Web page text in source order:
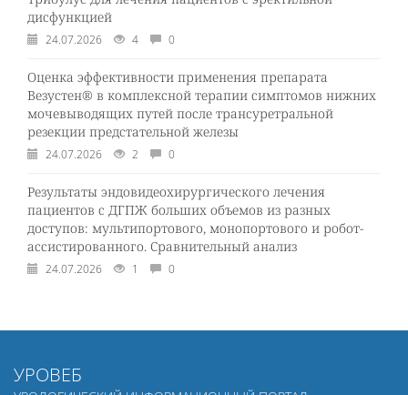
дисфункцией
24.07.2026 4 0
Оценка эффективности применения препарата
Везустен® в комплексной терапии симптомов нижних
мочевыводящих путей после трансуретральной
резекции предстательной железы
24.07.2026 2 0
Результаты эндовидеохирургического лечения
пациентов с ДГПЖ больших объемов из разных
доступов: мультипортового, монопортового и робот-
ассистированного. Сравнительный анализ
24.07.2026 1 0
УРОВЕБ